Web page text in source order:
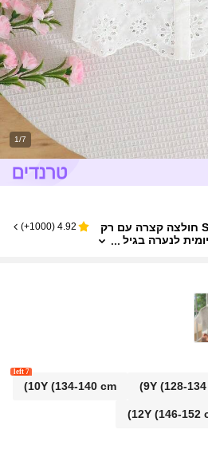
1/7
SHEIN LMoss Kids חולצה קצרה עם רק
לנערה בגיל
4.92
(
1000+
)
9Y(128-134
10Y (134-140 cm)
7 left
12Y(146-152